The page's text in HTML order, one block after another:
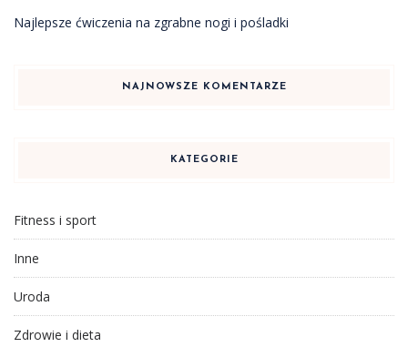
Najlepsze ćwiczenia na zgrabne nogi i pośladki
NAJNOWSZE KOMENTARZE
KATEGORIE
Fitness i sport
Inne
Uroda
Zdrowie i dieta